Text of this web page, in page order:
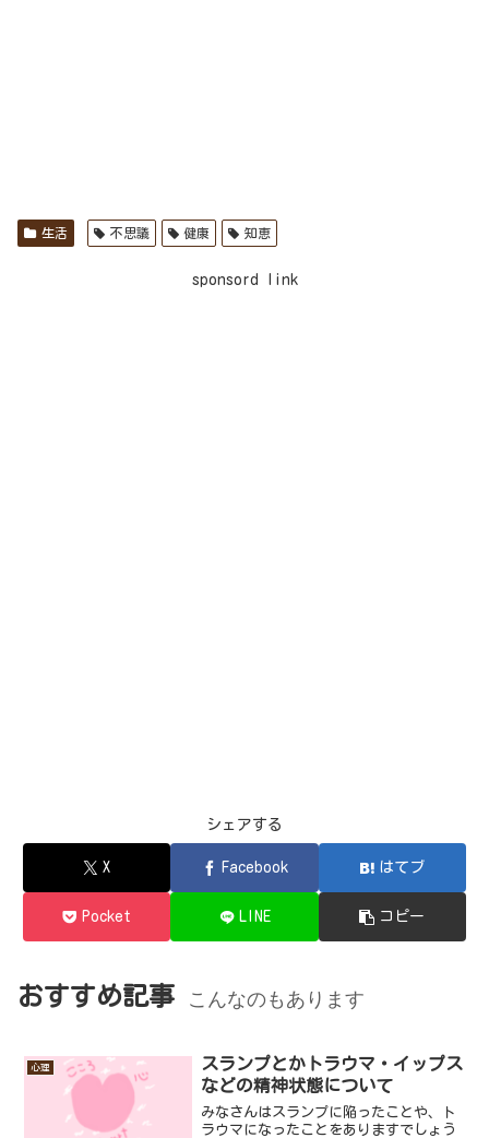
生活 不思議 健康 知恵
sponsord link
シェアする
X Facebook はてブ
Pocket LINE コピー
おすすめ記事 こんなのもあります
心理
スランプとかトラウマ・イップス
などの精神状態について
みなさんはスランプに陥ったことや、ト
ラウマになったことをありますでしょう